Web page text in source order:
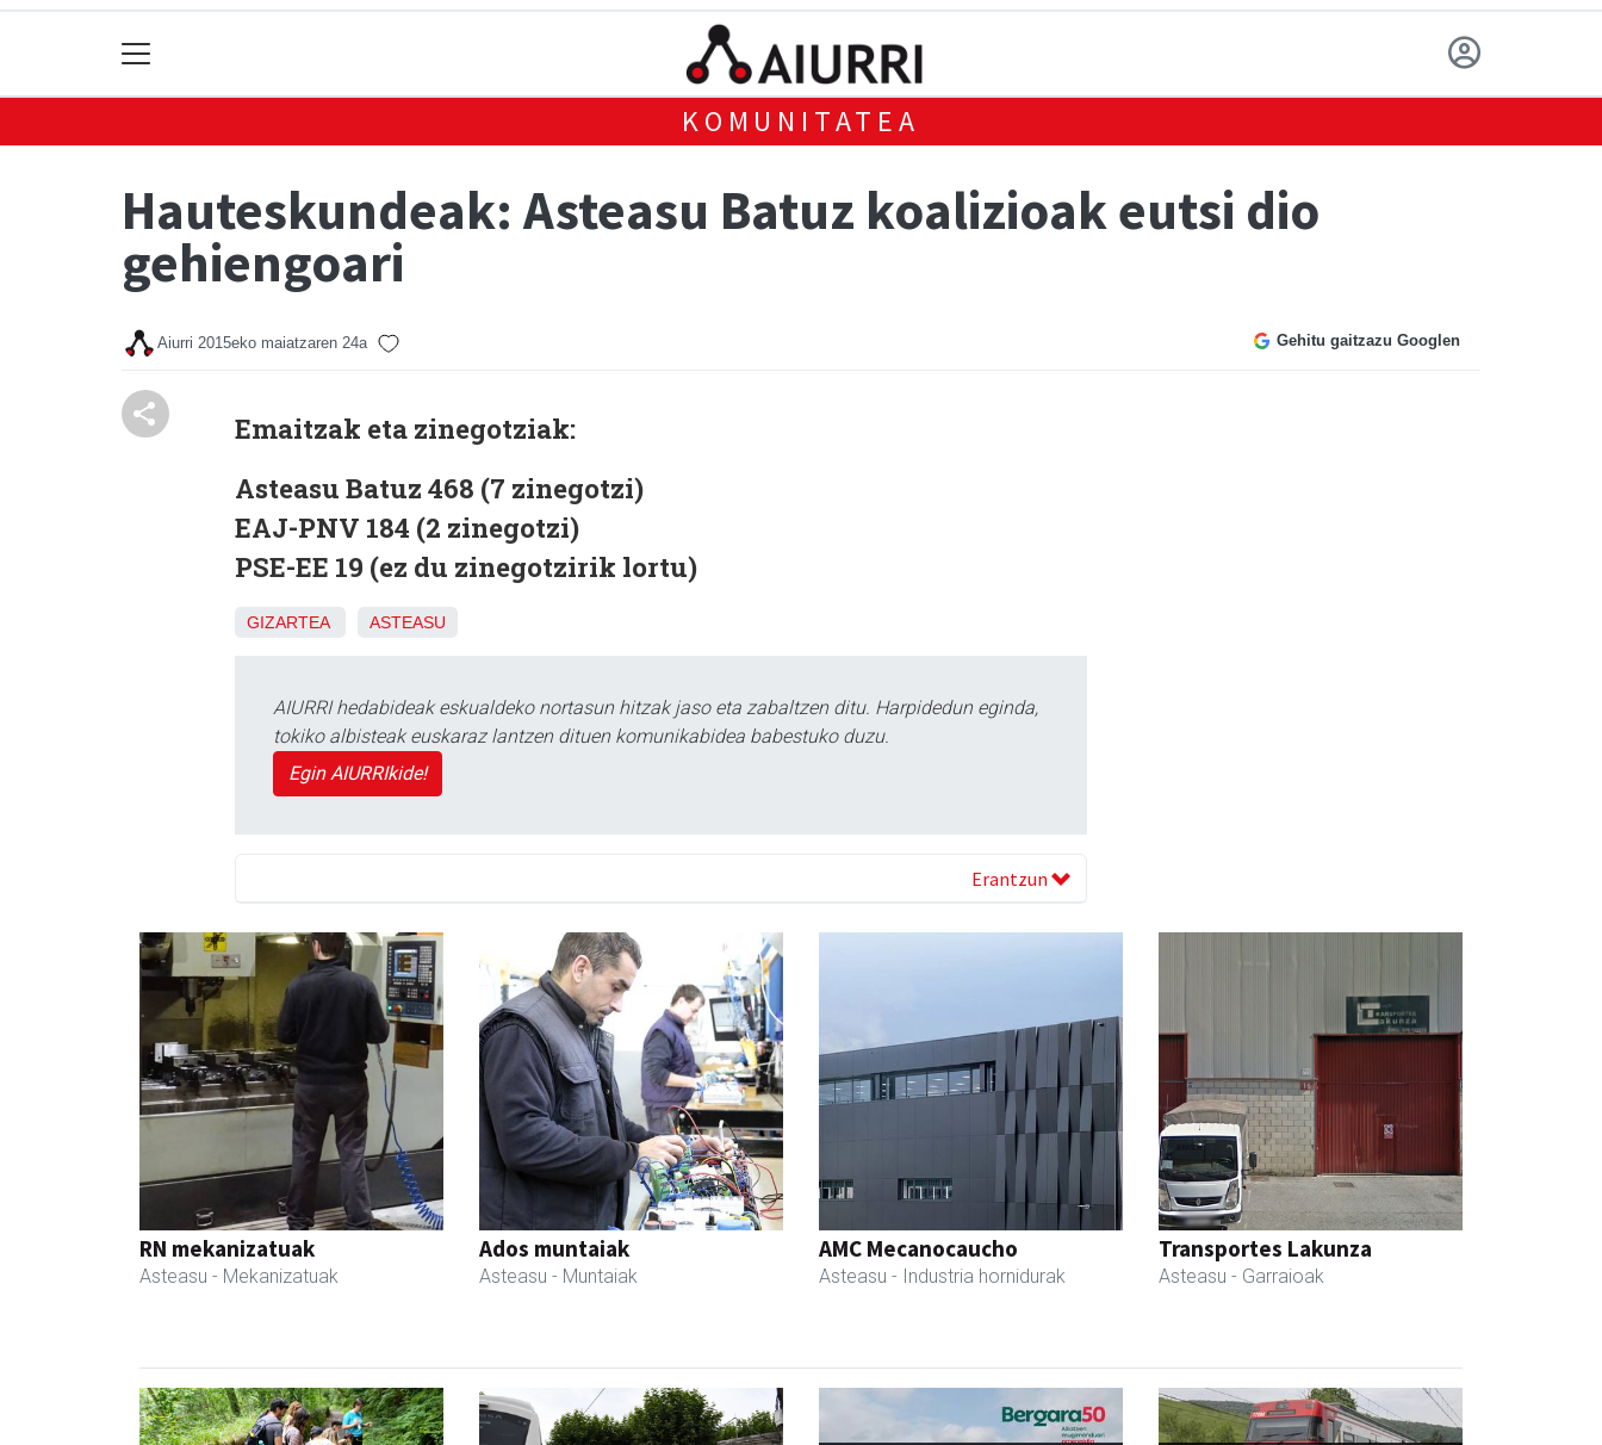
KOMUNITATEA
Hauteskundeak: Asteasu Batuz koalizioak eutsi dio
gehiengoari
Aiurri 2015eko maiatzaren 24a Gehitu gaitzazu Googlen
Emaitzak eta zinegotziak:
Asteasu Batuz 468 (7 zinegotzi)
EAJ-PNV 184 (2 zinegotzi)
PSE-EE 19 (ez du zinegotzirik lortu)
GIZARTEA ASTEASU
AIURRI hedabideak eskualdeko nortasun hitzak jaso eta zabaltzen ditu. Harpidedun eginda,
tokiko albisteak euskaraz lantzen dituen komunikabidea babestuko duzu.
Egin AIURRIkide!
Erantzun
RN mekanizatuak
Asteasu - Mekanizatuak
Ados muntaiak
Asteasu - Muntaiak
AMC Mecanocaucho
Asteasu - Industria hornidurak
Transportes Lakunza
Asteasu - Garraioak